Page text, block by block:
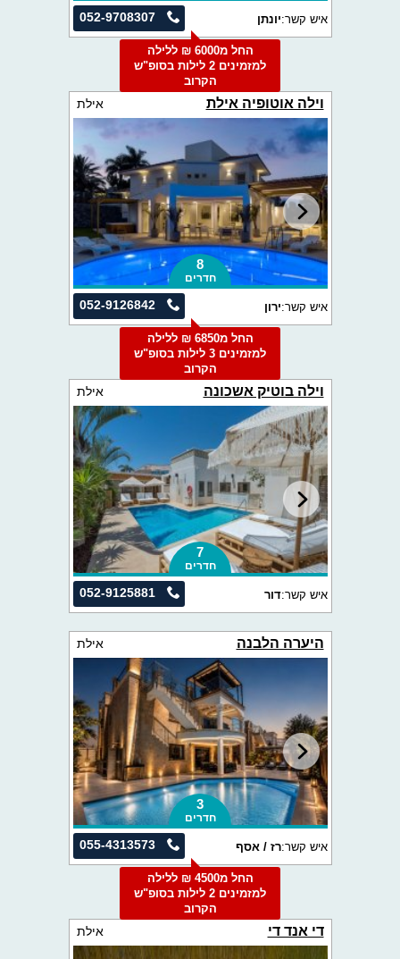
052-9708307 איש קשר:יונתן
החל מ6000 ₪ ללילה
למזמינים 2 לילות בסופ"ש
הקרוב
וילה אוטופיה אילת אילת
8
חדרים
052-9126842 איש קשר:ירון
החל מ6850 ₪ ללילה
למזמינים 3 לילות בסופ"ש
הקרוב
וילה בוטיק אשכונה אילת
7
חדרים
052-9125881 איש קשר:דור
היערה הלבנה אילת
3
חדרים
055-4313573 איש קשר:רז / אסף
החל מ4500 ₪ ללילה
למזמינים 2 לילות בסופ"ש
הקרוב
די אנד די אילת